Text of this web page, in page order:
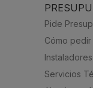
Pide
Cómo
Servicios